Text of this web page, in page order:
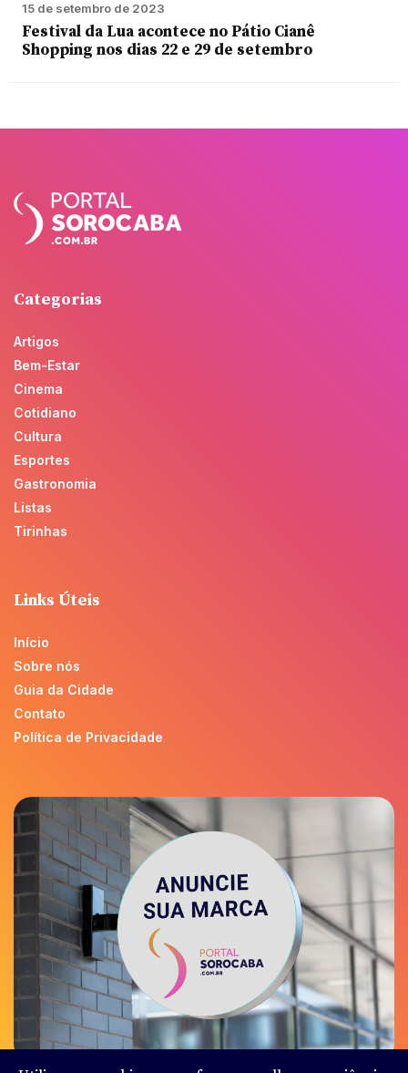
15 de setembro de 2023
Festival da Lua acontece no Pátio Cianê
Shopping nos dias 22 e 29 de setembro
Categorias
Artigos
Bem-Estar
Cinema
Cotidiano
Cultura
Esportes
Gastronomia
Listas
Tirinhas
Links Úteis
Início
Sobre nós
Guia da Cidade
Contato
Política de Privacidade